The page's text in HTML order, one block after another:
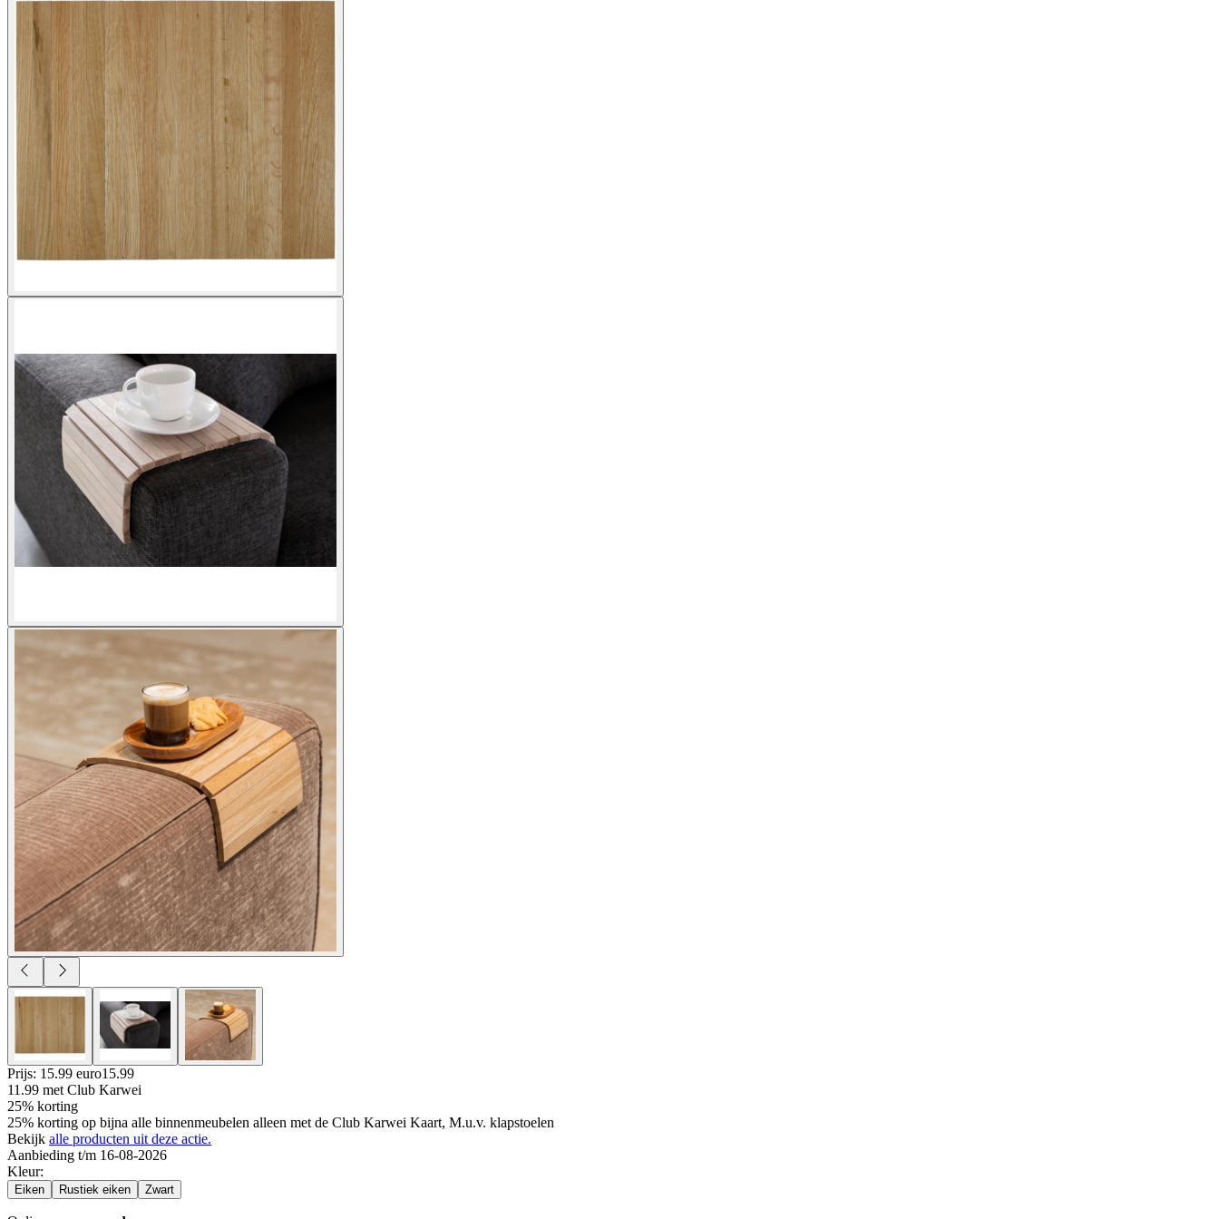
Prijs: 15.99 euro15.99
11.99 met Club Karwei
25% korting
25% korting op bijna alle binnenmeubelen alleen met de Club Karwei Kaart, M.u.v. klapstoelen
Bekijk alle producten uit deze actie.
Aanbieding t/m 16-08-2026
Kleur:
Eiken Rustiek eiken Zwart